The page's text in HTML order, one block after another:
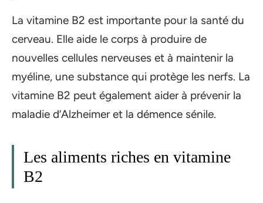
La vitamine B2 est importante pour la santé du
cerveau. Elle aide le corps à produire de
nouvelles cellules nerveuses et à maintenir la
myéline, une substance qui protège les nerfs. La
vitamine B2 peut également aider à prévenir la
maladie d’Alzheimer et la démence sénile.
Les aliments riches en vitamine
B2